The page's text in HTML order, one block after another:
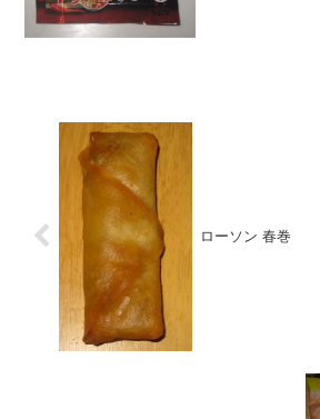
ローソン 春巻